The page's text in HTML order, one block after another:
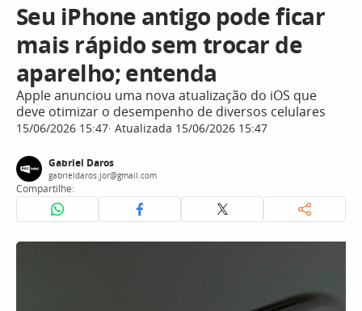
Seu iPhone antigo pode ficar
mais rápido sem trocar de
aparelho; entenda
Apple anunciou uma nova atualização do iOS que
deve otimizar o desempenho de diversos celulares
15/06/2026 15:47 Atualizada 15/06/2026 15:47
Gabriel Daros
gabrieldaros.jor@gmail.com
Compartilhe: